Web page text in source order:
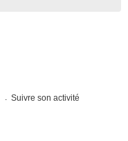
Suivre son activité